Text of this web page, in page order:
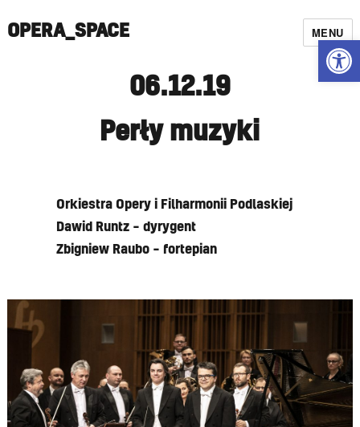
OPERA_SPACE MENU
06.12.19
Perły muzyki
Orkiestra Opery i Filharmonii Podlaskiej
Dawid Runtz – dyrygent
Zbigniew Raubo – fortepian